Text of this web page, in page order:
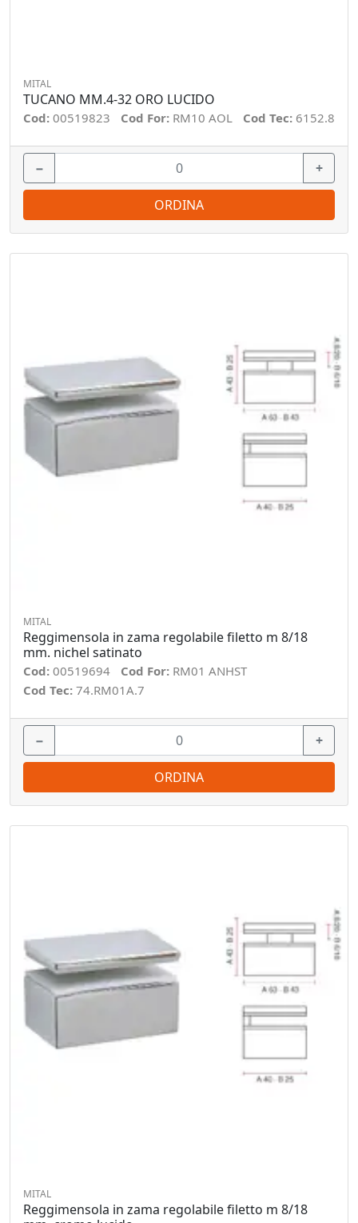
MITAL
TUCANO MM.4-32 ORO LUCIDO
Cod: 00519823 Cod For: RM10 AOL Cod Tec: 6152.8
− +
ORDINA
MITAL
Reggimensola in zama regolabile filetto m 8/18
mm. nichel satinato
Cod: 00519694 Cod For: RM01 ANHST
Cod Tec: 74.RM01A.7
− +
ORDINA
MITAL
Reggimensola in zama regolabile filetto m 8/18